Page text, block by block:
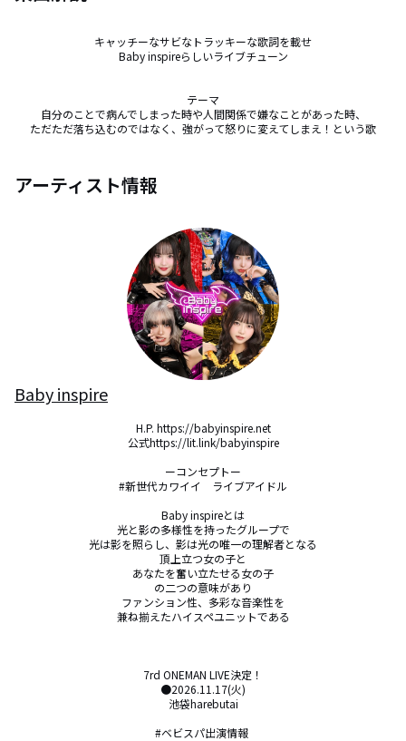
キャッチーなサビなトラッキーな歌詞を載せ
Baby inspireらしいライブチューン
テーマ
自分のことで病んでしまった時や人間関係で嫌なことがあった時、
ただただ落ち込むのではなく、強がって怒りに変えてしまえ！という歌
アーティスト情報
Baby inspire
H.P. https://babyinspire.net
公式https://lit.link/babyinspire
ーコンセプトー
#新世代カワイイ　ライブアイドル
Baby inspireとは
光と影の多様性を持ったグループで
光は影を照らし、影は光の唯一の理解者となる
頂上立つ女の子と
あなたを奮い立たせる女の子
の二つの意味があり
ファンション性、多彩な音楽性を
兼ね揃えたハイスペユニットである
7rd ONEMAN LIVE決定！
●2026.11.17(火)
池袋harebutai
#ベビスパ出演情報